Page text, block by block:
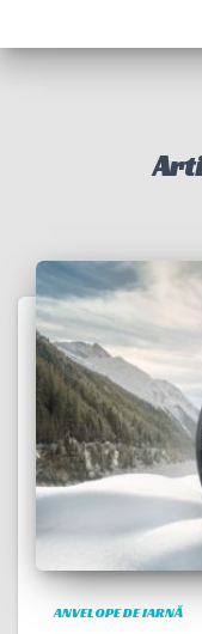
ANVELOPE DE IARNĂ